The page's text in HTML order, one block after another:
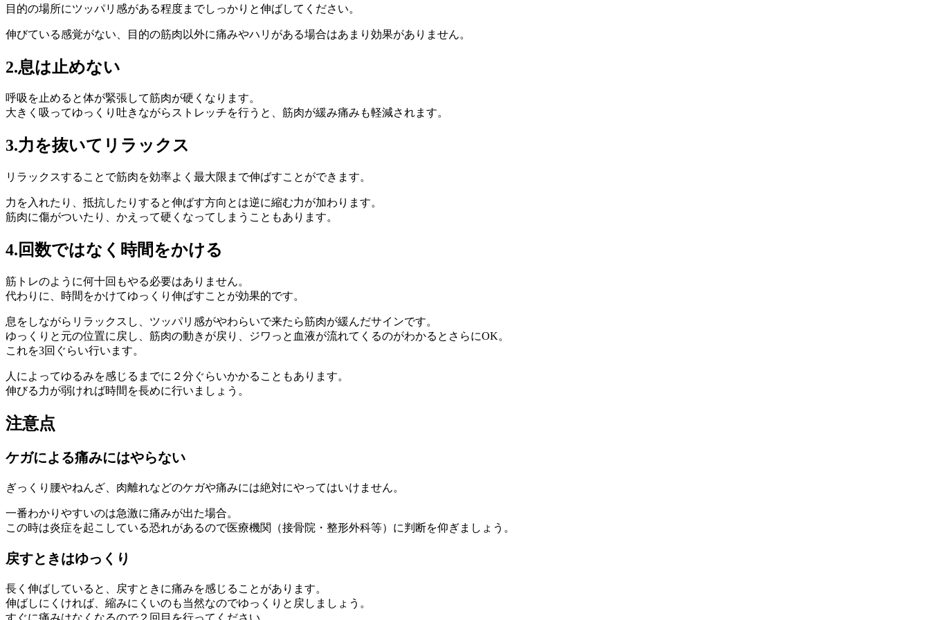
目的の場所にツッパリ感がある程度までしっかりと伸ばしてください。
伸びている感覚がない、目的の筋肉以外に痛みやハリがある場合はあまり効果がありません。
2.息は止めない
呼吸を止めると体が緊張して筋肉が硬くなります。
大きく吸ってゆっくり吐きながらストレッチを行うと、筋肉が緩み痛みも軽減されます。
3.力を抜いてリラックス
リラックスすることで筋肉を効率よく最大限まで伸ばすことができます。
力を入れたり、抵抗したりすると伸ばす方向とは逆に縮む力が加わります。
筋肉に傷がついたり、かえって硬くなってしまうこともあります。
4.回数ではなく時間をかける
筋トレのように何十回もやる必要はありません。
代わりに、時間をかけてゆっくり伸ばすことが効果的です。
息をしながらリラックスし、ツッパリ感がやわらいで来たら筋肉が緩んだサインです。
ゆっくりと元の位置に戻し、筋肉の動きが戻り、ジワっと血液が流れてくるのがわかるとさらにOK。
これを3回ぐらい行います。
人によってゆるみを感じるまでに２分ぐらいかかることもあります。
伸びる力が弱ければ時間を長めに行いましょう。
注意点
ケガによる痛みにはやらない
ぎっくり腰やねんざ、肉離れなどのケガや痛みには絶対にやってはいけません。
一番わかりやすいのは急激に痛みが出た場合。
この時は炎症を起こしている恐れがあるので医療機関（接骨院・整形外科等）に判断を仰ぎましょう。
戻すときはゆっくり
長く伸ばしていると、戻すときに痛みを感じることがあります。
伸ばしにくければ、縮みにくいのも当然なのでゆっくりと戻しましょう。
すぐに痛みはなくなるので２回目を行ってください。